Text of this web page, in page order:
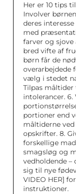
Her er 10 tips
Involver
deres
med
farver og sjove
bred vifte af
børn får de
overarbejdede
vælg i stedet
Tilpas
intolerancer.
portioner end
måltiderne
opskrifter. 8.
forskellige
smagsløg og
vedholdende
sig til nye
VIDEO HER]
instruktioner.